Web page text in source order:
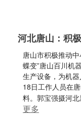
河北唐山：积
唐山市积极推动
蝶变”唐山百川机
生产设备，为机
18日工作人员在
料。郭宝强摄河
更多